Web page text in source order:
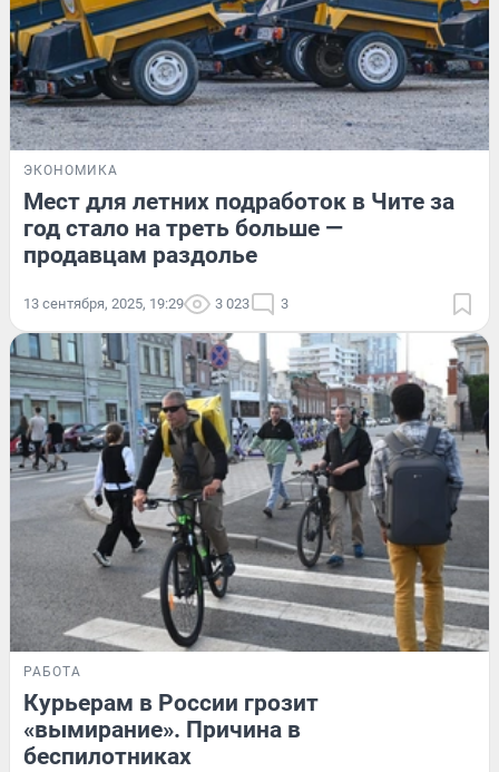
ЭКОНОМИКА
Мест для летних подработок в Чите за
год стало на треть больше —
продавцам раздолье
13 сентября, 2025, 19:29 3 023 3
РАБОТА
Курьерам в России грозит
«вымирание». Причина в
беспилотниках